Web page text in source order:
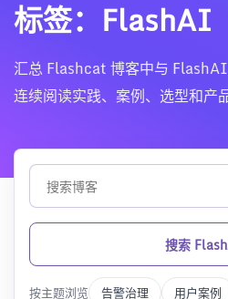
标签：FlashAI
汇总 Flashcat 博客中与
连续阅读实践、案例、选型和产
搜索
按主题浏览 告警治理 用户案例